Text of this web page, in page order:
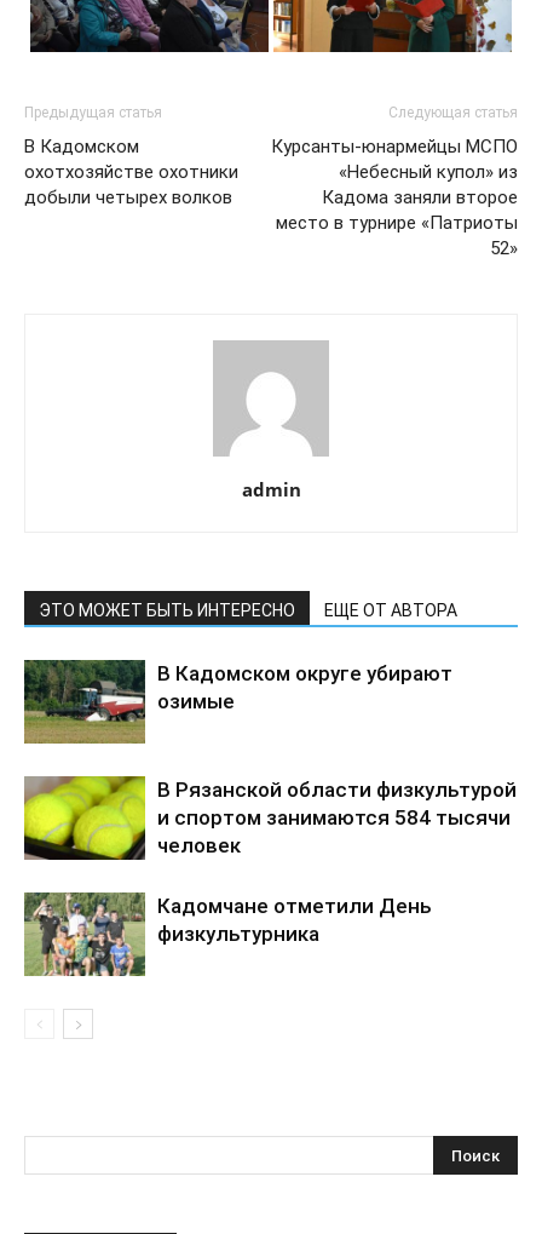
Предыдущая статья
В Кадомском
охотхозяйстве охотники
добыли четырех волков
Следующая статья
Курсанты-юнармейцы МСПО
«Небесный купол» из
Кадома заняли второе
место в турнире «Патриоты
52»
admin
ЭТО МОЖЕТ БЫТЬ ИНТЕРЕСНО ЕЩЕ ОТ АВТОРА
В Кадомском округе убирают
озимые
В Рязанской области физкультурой
и спортом занимаются 584 тысячи
человек
Кадомчане отметили День
физкультурника